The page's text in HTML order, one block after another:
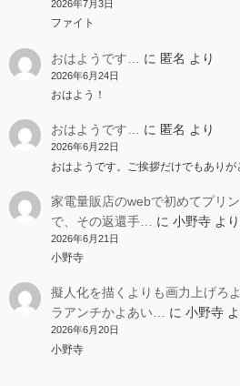
2026年7月3日
ファイト
おはようです… に 匿名 より
2026年6月24日
おはよう！
おはようです… に 匿名 より
2026年6月22日
おはようです。ご挨拶だけでもありが
家電量販店のwebで初めてプリ
で、その返還手…
に 小野寺より
2026年6月21日
小野寺
擬人化を描くよりも画力上げろ
ラアンチかよあい…
に 小野寺よ
2026年6月20日
小野寺